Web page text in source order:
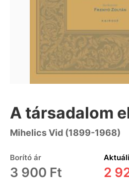
A társadalom
Mihelics Vid (1899-1968)
Borító ár
3 900 Ft 2